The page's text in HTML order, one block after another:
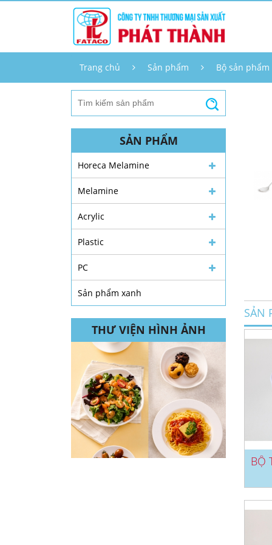
Trang chủ Sản phẩm Bộ sản
SẢN PHẨM
Horeca Melamine
Melamine
Acrylic
Plastic
PC
Sản phẩm xanh
THƯ VIỆN HÌNH ẢNH
SẢN